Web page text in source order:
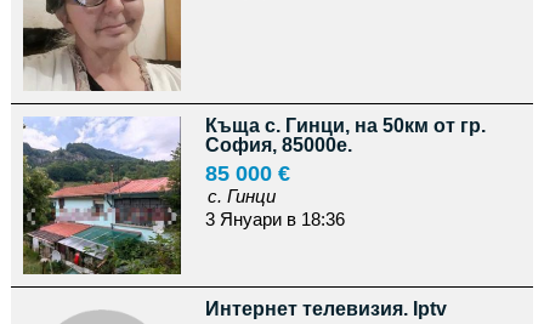
Къща с. Гинци, на 50км от гр.
София, 85000е.
85 000 €
с. Гинци
3 Януари в 18:36
Интернет телевизия. Iptv